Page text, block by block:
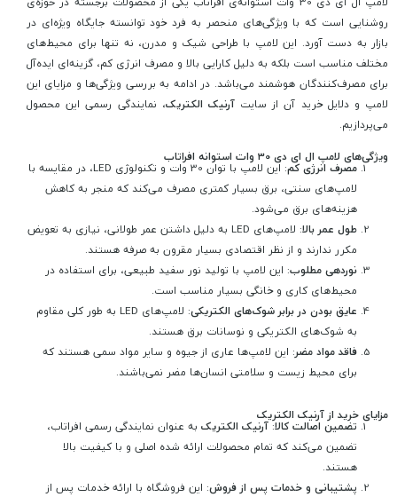
روشنایی است که با ویژگی‌های منحصر به فرد خود توانسته جایگاه ویژه‌ای در
بازار به دست آورد. این لامپ با طراحی شیک و مدرن، نه تنها برای محیط‌های
مختلف مناسب است بلکه به دلیل کارایی بالا و مصرف انرژی کم، گزینه‌ای ایده‌آل
برای مصرف‌کنندگان هوشمند می‌باشد. در ادامه به بررسی ویژگی‌ها و مزایای این
لامپ و دلایل خرید آن از سایت آرنیک الکتریک، نمایندگی رسمی این محصول
می‌پردازیم.
ویژگی‌های لامپ ال ای دی 30 وات استوانه افراتاب
مصرف انرژی کم
: این لامپ با توان 30 وات و تکنولوژی LED، در مقایسه با
لامپ‌های سنتی، برق بسیار کمتری مصرف می‌کند که منجر به کاهش
هزینه‌های برق می‌شود.
طول عمر بالا
: لامپ‌های LED به دلیل داشتن عمر طولانی، نیازی به تعویض
مکرر ندارند و از نظر اقتصادی بسیار مقرون به صرفه هستند.
نوردهی مطلوب: این لامپ با تولید نور سفید طبیعی، برای استفاده در
محیط‌های کاری و خانگی بسیار مناسب است.
عایق بودن در برابر شوک‌های الکتریکی
: لامپ‌های LED به طور کلی مقاوم
به شوک‌های الکتریکی و نوسانات برق هستند.
فاقد مواد مضر: این لامپ‌ها عاری از جیوه و سایر مواد سمی هستند که
برای محیط زیست و سلامتی انسان‌ها مضر نمی‌باشند.
مزایای خرید از آرنیک الکتریک
تضمین اصالت کالا: آرنیک الکتریک به عنوان نمایندگی رسمی افراتاب،
تضمین می‌کند که تمام محصولات ارائه شده اصلی و با کیفیت بالا
هستند.
پشتیبانی و خدمات پس از فروش: این فروشگاه با ارائه خدمات پس از